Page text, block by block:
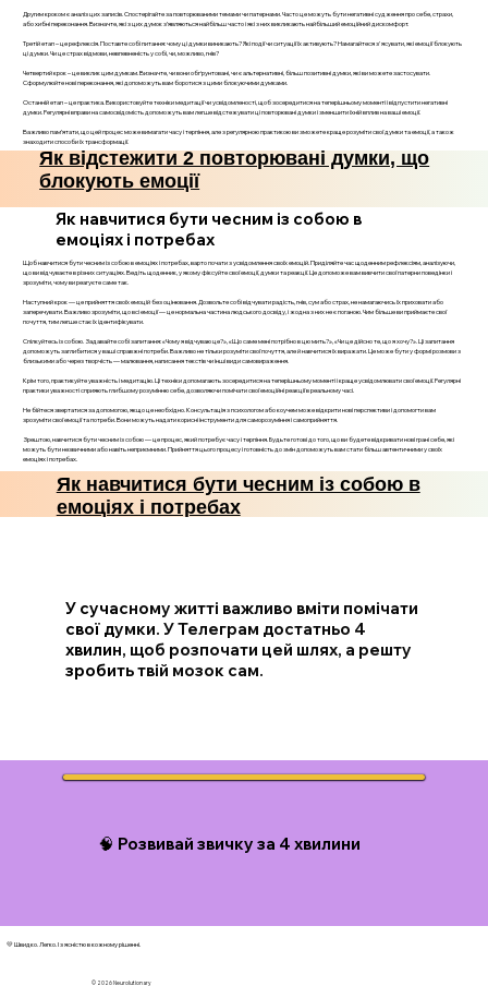
Другим кроком є аналіз цих записів. Спостерігайте за повторюваними темами чи патернами. Часто це можуть бути негативні судження про себе, страхи,
або хибні переконання. Визначте, які з цих думок з’являються найбільш часто і які з них викликають найбільший емоційний дискомфорт.
Третій етап – це рефлексія. Поставте собі питання: чому ці думки виникають? Які події чи ситуації їх активують? Намагайтеся з'ясувати, які емоції блокують
ці думки. Чи це страх відмови, невпевненість у собі, чи, можливо, гнів?
Четвертий крок – це виклик цим думкам. Визначте, чи вони обґрунтовані, чи є альтернативні, більш позитивні думки, які ви можете застосувати.
Сформулюйте нові переконання, які допоможуть вам боротися з цими блокуючими думками.
Останній етап – це практика. Використовуйте техніки медитації чи усвідомленості, щоб зосередитися на теперішньому моменті і відпустити негативні
думки. Регулярні вправи на самосвідомість допоможуть вам легше відстежувати ці повторювані думки і зменшити їхній вплив на ваші емоції.
Важливо пам’ятати, що цей процес може вимагати часу і терпіння, але з регулярною практикою ви зможете краще розуміти свої думки та емоції, а також
знаходити способи їх трансформації.
Як відстежити 2 повторювані думки, що
блокують емоції
Як навчитися бути чесним із собою в
емоціях і потребах
Щоб навчитися бути чесним із собою в емоціях і потребах, варто почати з усвідомлення своїх емоцій. Приділяйте час щоденним рефлексіям, аналізуючи,
що ви відчуваєте в різних ситуаціях. Ведіть щоденник, у якому фіксуйте свої емоції, думки та реакції. Це допоможе вам вивчити свої патерни поведінки і
зрозуміти, чому ви реагуєте саме так.
Наступний крок — це прийняття своїх емоцій без оцінювання. Дозвольте собі відчувати радість, гнів, сум або страх, не намагаючись їх приховати або
заперечувати. Важливо зрозуміти, що всі емоції — це нормальна частина людського досвіду, і жодна з них не є поганою. Чим більше ви приймаєте свої
почуття, тим легше стає їх ідентифікувати.
Спілкуйтесь із собою. Задавайте собі запитання: «Чому я відчуваю це?», «Що саме мені потрібно в цю мить?», «Чи це дійсно те, що я хочу?». Ці запитання
допоможуть заглибитися у ваші справжні потреби. Важливо не тільки розуміти свої почуття, але й навчитися їх виражати. Це може бути у формі розмови з
близькими або через творчість — малювання, написання текстів чи інші види самовираження.
Крім того, практикуйте уважність і медитацію. Ці техніки допомагають зосередитися на теперішньому моменті і краще усвідомлювати свої емоції. Регулярні
практики уважності сприяють глибшому розумінню себе, дозволяючи помічати свої емоційні реакції в реальному часі.
Не бійтеся звертатися за допомогою, якщо це необхідно. Консультація з психологом або коучем може відкрити нові перспективи і допомогти вам
зрозуміти свої емоції та потреби. Вони можуть надати корисні інструменти для саморозуміння і самоприйняття.
Зрештою, навчитися бути чесним із собою — це процес, який потребує часу і терпіння. Будьте готові до того, що ви будете відкривати нові грані себе, які
можуть бути незвичними або навіть неприємними. Прийняття цього процесу і готовність до змін допоможуть вам стати більш автентичними у своїх
емоціях і потребах.
Як навчитися бути чесним із собою в
емоціях і потребах
У сучасному житті важливо вміти помічати
свої думки. У Телеграм достатньо 4
хвилин, щоб розпочати цей шлях, а решту
зробить твій мозок сам.
🧠 Розвивай звичку за 4 хвилини
💛 Швидко. Легко. І з ясністю в кожному рішенні.
© 2026 Neurolutionary